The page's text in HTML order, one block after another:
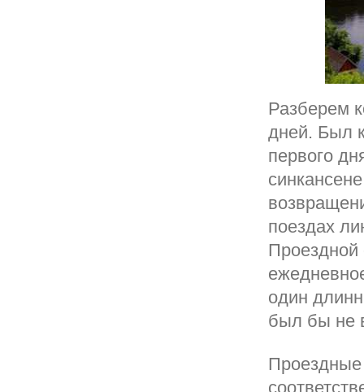
Разберем
дней. Был
первого
поездах
Проездной
один
был бы не
Проездные